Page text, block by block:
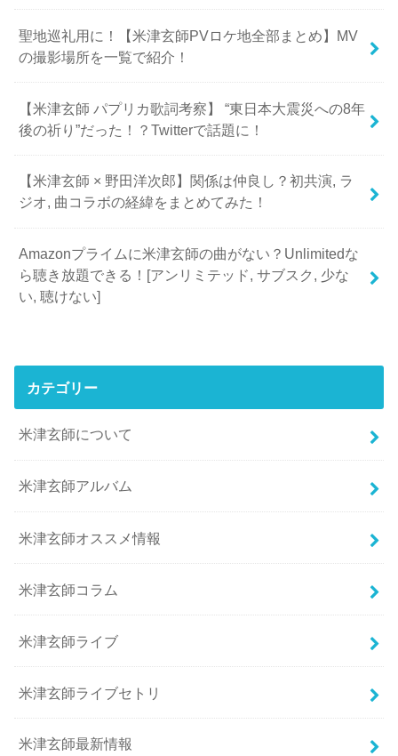
聖地巡礼用に！【米津玄師PVロケ地全部まとめ】MV
の撮影場所を一覧で紹介！
【米津玄師 パプリカ歌詞考察】 “東日本大震災への8年
後の祈り”だった！？Twitterで話題に！
【米津玄師 × 野田洋次郎】関係は仲良し？初共演, ラ
ジオ, 曲コラボの経緯をまとめてみた！
Amazonプライムに米津玄師の曲がない？Unlimitedな
ら聴き放題できる！[アンリミテッド, サブスク, 少な
い, 聴けない]
カテゴリー
米津玄師について
米津玄師アルバム
米津玄師オススメ情報
米津玄師コラム
米津玄師ライブ
米津玄師ライブセトリ
米津玄師最新情報